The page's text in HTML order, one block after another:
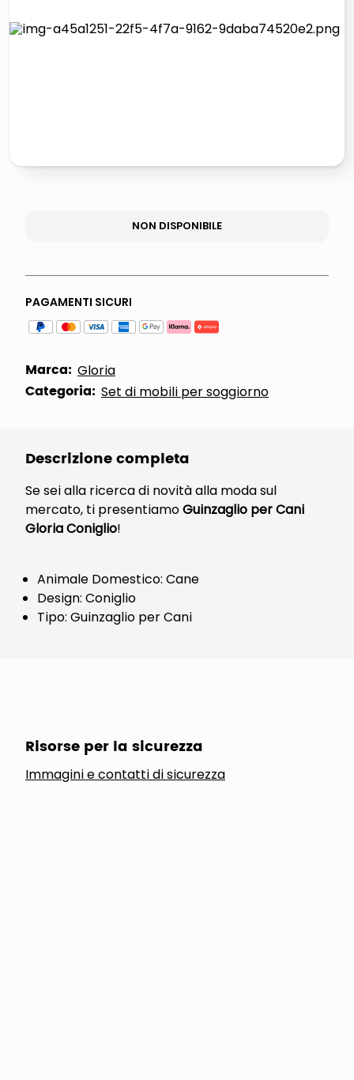
italia independent occhiali sole 0703 thin rotondo sun
NON DISPONIBILE
PAGAMENTI SICURI
Marca: Gloria
Categoria: Set di mobili per soggiorno
Descrizione completa
Se sei alla ricerca di novità alla moda sul
mercato, ti presentiamoGuinzaglio per Cani
Gloria Coniglio!
Animale Domestico: Cane
Design: Coniglio
Tipo: Guinzaglio per Cani
Risorse per la sicurezza
Immagini e contatti di sicurezza